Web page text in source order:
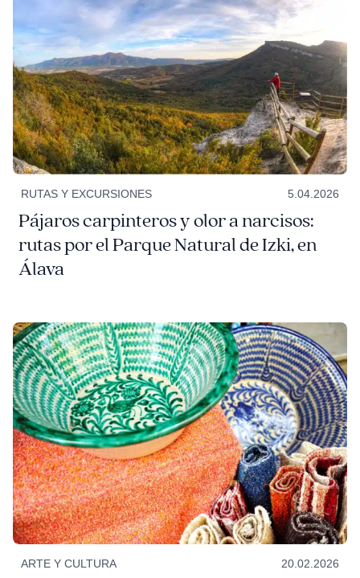
RUTAS Y EXCURSIONES 5.04.2026
Pájaros carpinteros y olor a narcisos:
rutas por el Parque Natural de Izki, en
Álava
ARTE Y CULTURA 20.02.2026